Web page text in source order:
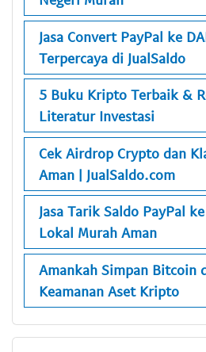
Jasa Convert PayPal ke
Terpercaya di JualSaldo
5 Buku Kripto Terbaik &
Literatur Investasi
Cek Airdrop Crypto dan
Aman | JualSaldo.com
Jasa Tarik Saldo PayPal
Lokal Murah Aman
Amankah Simpan Bitcoin
Keamanan Aset Kripto